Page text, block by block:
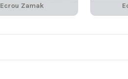
Ecrou Zamak